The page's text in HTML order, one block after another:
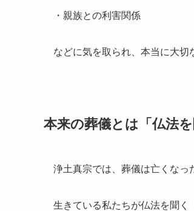
・親族との利害関係
などに気を取られ、本当に大切
本来の葬儀とは「仏法を
浄土真宗では、葬儀は亡くなっ
生きている私たちが仏法を聞く